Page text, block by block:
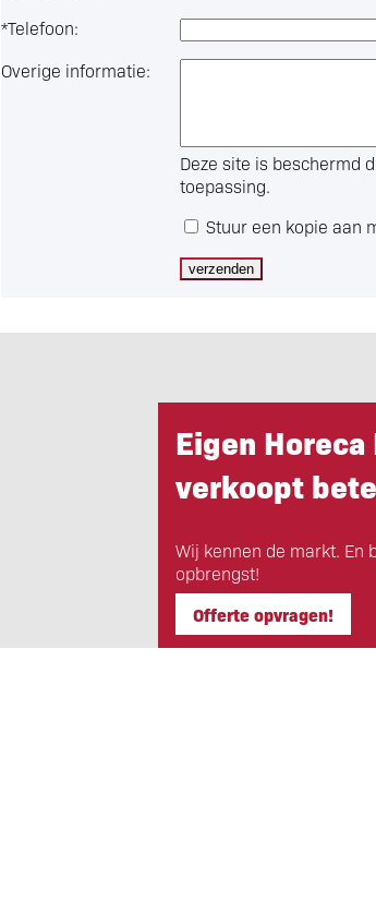
*Telefoon:
Overige informatie:
Deze site is beschermd
toepassing.
Stuur een kopie aan
Eigen
verkoopt
Wij kennen de markt. En
opbrengst!
Offerte opvragen!